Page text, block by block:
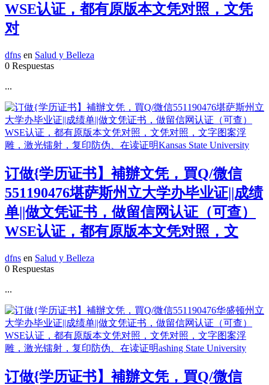
WSE认证，都有原版本文凭对照，文凭
对
dfns en Salud y Belleza
0 Respuestas
...
订做{学历证书】補辦文凭，買Q/微信
551190476堪萨斯州立大学办毕业证||成绩
单||做文凭证书，做留信网认证（可查）
WSE认证，都有原版本文凭对照，文
dfns en Salud y Belleza
0 Respuestas
...
订做{学历证书】補辦文凭，買Q/微信